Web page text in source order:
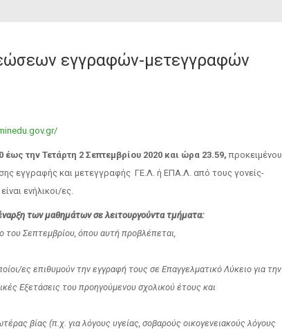
εγγραφών-μετεγγραφών
την Τετάρτη 2 Σεπτεμβρίου 2020 και ώρα 23.59,προκειμένου
εγγραφής και μετεγγραφής ΓΕ.Λ. ή ΕΠΑ.Λ. από τους γονείς-
ενήλικοι/ες.
των μαθημάτων σε λειτουργούντα τμήματα:
του Σεπτεμβρίου, όπου αυτή προβλέπεται,
ες επιθυμούν την εγγραφή τους σε Επαγγελματικό Λύκειο για την
Εξετάσεις του προηγούμενου σχολικού έτους και
βίας (π.χ. για λόγους υγείας, σοβαρούς οικογενειακούς λόγους